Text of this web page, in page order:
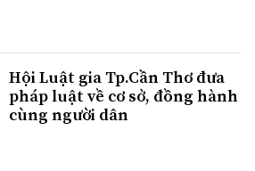
Hội Luật gia Tp.Cần Thơ đưa
pháp luật về cơ sở, đồng hành
cùng người dân